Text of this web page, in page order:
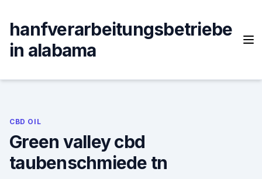
content
hanfverarbeitungsbetriebe
in alabama
CBD OIL
Green valley cbd
taubenschmiede tn